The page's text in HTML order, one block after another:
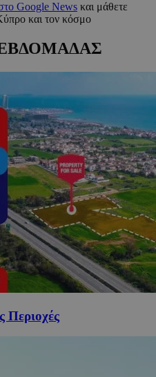
Google News και μάθετε
και τον κόσμο
Περιοχές